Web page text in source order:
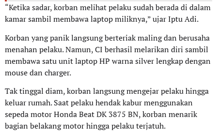
“Ketika sadar, korban melihat pelaku sudah berada di dalam
kamar sambil membawa laptop miliknya,” ujar Iptu Adi.
Korban yang panik langsung berteriak maling dan berusaha
menahan pelaku. Namun, CI berhasil melarikan diri sambil
membawa satu unit laptop HP warna silver lengkap dengan
mouse dan charger.
Tak tinggal diam, korban langsung mengejar pelaku hingga
keluar rumah. Saat pelaku hendak kabur menggunakan
sepeda motor Honda Beat DK 3875 BN, korban menarik
bagian belakang motor hingga pelaku terjatuh.